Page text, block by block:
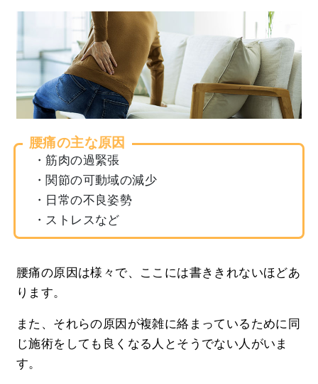
腰痛の主な原因
・筋肉の過緊張
・関節の可動域の減少
・日常の不良姿勢
・ストレスなど
腰痛の原因は様々で、ここには書ききれないほどあ
ります。
また、それらの原因が複雑に絡まっているために同
じ施術をしても良くなる人とそうでない人がいま
す。